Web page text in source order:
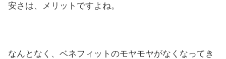
安さは、メリットですよね。
なんとなく、ベネフィットのモヤモヤがなくなってき